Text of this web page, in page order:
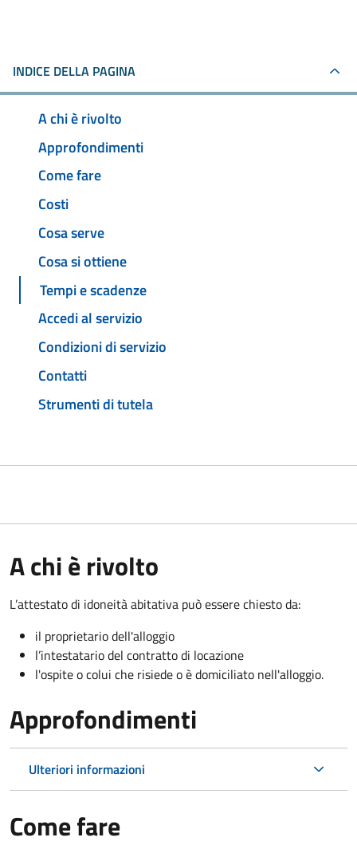
INDICE DELLA PAGINA
A chi è rivolto
Approfondimenti
Come fare
Costi
Cosa serve
Cosa si ottiene
Tempi e scadenze
Accedi al servizio
Condizioni di servizio
Contatti
Strumenti di tutela
A chi è rivolto
L’attestato di idoneità abitativa può essere chiesto da:
il proprietario dell'alloggio
l’intestatario del contratto di locazione
l'ospite o colui che risiede o è domiciliato nell'alloggio.
Approfondimenti
Ulteriori informazioni
Come fare